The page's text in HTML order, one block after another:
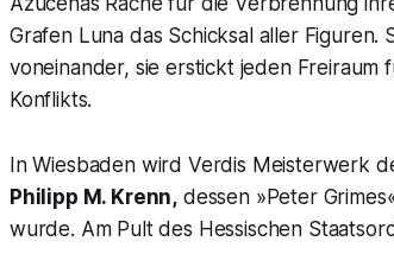
Grafen Luna das Schicksal aller
voneinander, sie erstickt jeden Freiraum
Konflikts.
In Wiesbaden wird Verdis Meisterwerk
Philipp M. Krenn, dessen »Peter
wurde. Am Pult des Hessischen